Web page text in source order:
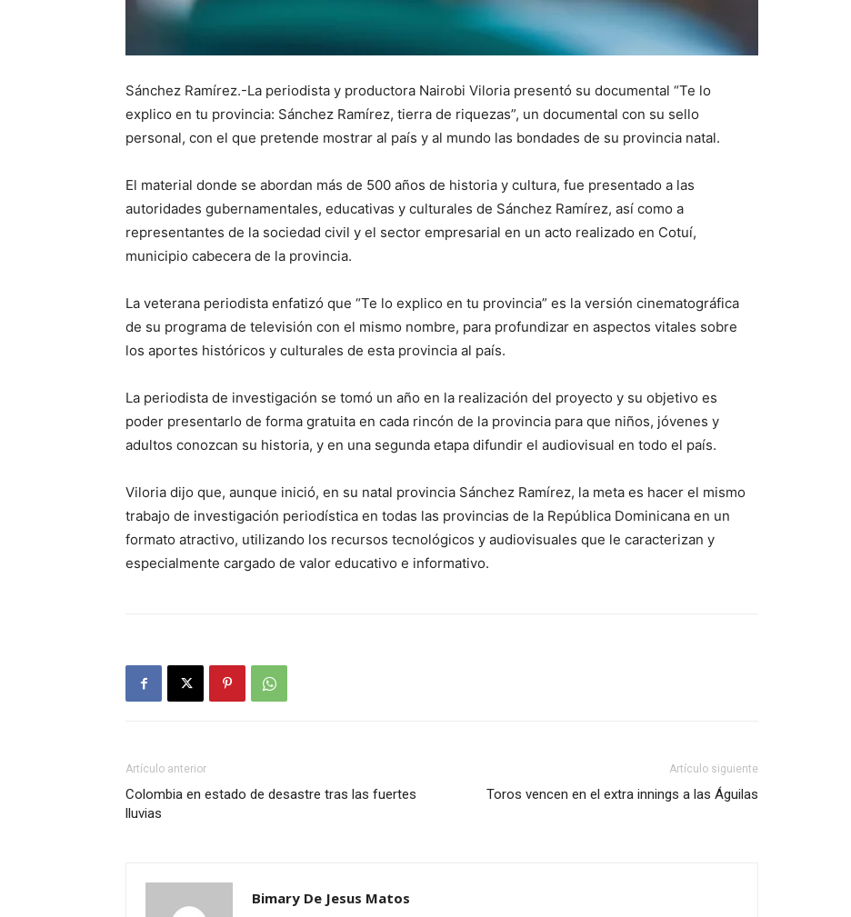
Sánchez Ramírez.-La periodista y productora Nairobi Viloria presentó su documental “Te lo
explico en tu provincia: Sánchez Ramírez, tierra de riquezas”, un documental con su sello
personal, con el que pretende mostrar al país y al mundo las bondades de su provincia natal.
El material donde se abordan más de 500 años de historia y cultura, fue presentado a las
autoridades gubernamentales, educativas y culturales de Sánchez Ramírez, así como a
representantes de la sociedad civil y el sector empresarial en un acto realizado en Cotuí,
municipio cabecera de la provincia.
La veterana periodista enfatizó que “Te lo explico en tu provincia” es la versión cinematográfica
de su programa de televisión con el mismo nombre, para profundizar en aspectos vitales sobre
los aportes históricos y culturales de esta provincia al país.
La periodista de investigación se tomó un año en la realización del proyecto y su objetivo es
poder presentarlo de forma gratuita en cada rincón de la provincia para que niños, jóvenes y
adultos conozcan su historia, y en una segunda etapa difundir el audiovisual en todo el país.
Viloria dijo que, aunque inició, en su natal provincia Sánchez Ramírez, la meta es hacer el mismo
trabajo de investigación periodística en todas las provincias de la República Dominicana en un
formato atractivo, utilizando los recursos tecnológicos y audiovisuales que le caracterizan y
especialmente cargado de valor educativo e informativo.
Artículo anterior
Colombia en estado de desastre tras las fuertes
lluvias
Artículo siguiente
Toros vencen en el extra innings a las Águilas
Bimary De Jesus Matos